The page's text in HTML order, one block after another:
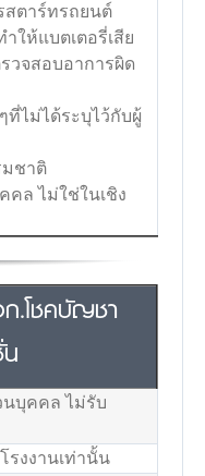
สตาร์ทรถยนต์
ให้แบตเตอรี่เสีย
วจสอบอาการผิด
ที่ไม่ได้ระบุไว้กับผู้
มชาติ
คล ไม่ใช่ในเชิง
.โชคบัญชา
นบุคคล ไม่รับ
รงงานเท่านั้น